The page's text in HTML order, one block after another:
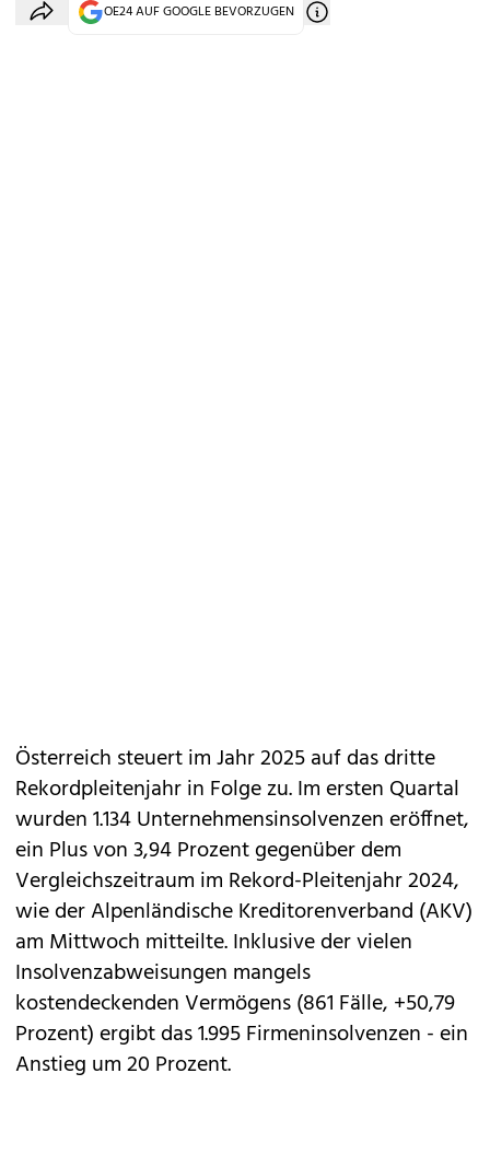
OE24 AUF GOOGLE BEVORZUGEN
Österreich steuert im Jahr 2025 auf das dritte
Rekordpleitenjahr in Folge zu. Im ersten Quartal
wurden 1.134 Unternehmensinsolvenzen eröffnet,
ein Plus von 3,94 Prozent gegenüber dem
Vergleichszeitraum im Rekord-Pleitenjahr 2024,
wie der Alpenländische Kreditorenverband (AKV)
am Mittwoch mitteilte. Inklusive der vielen
Insolvenzabweisungen mangels
kostendeckenden Vermögens (861 Fälle, +50,79
Prozent) ergibt das 1.995 Firmeninsolvenzen - ein
Anstieg um 20 Prozent.